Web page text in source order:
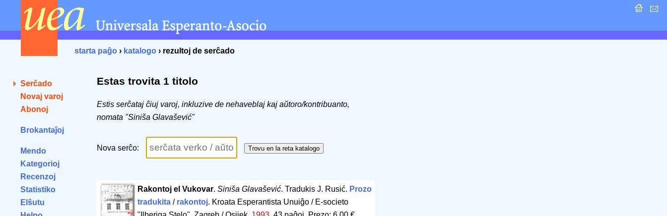
starta paĝo › katalogo › rezultoj de serĉado
Serĉado
Novaj varoj
Abonoj
Brokantaĵoj
Mendo
Kategorioj
Recenzoj
Statistiko
Elŝutu
Estas trovita 1 titolo
Estis serĉataj ĉiuj varoj, inkluzive de nehaveblaj kaj aŭtoro/kontribuanto,
nomata "Siniša Glavašević"
Nova serĉo:
Rakontoj el Vukovar. Siniša Glavašević. Tradukis J. Rusić. Prozo
tradukita/ rakontoj. Kroata Esperantista Unuiĝo / E-societo